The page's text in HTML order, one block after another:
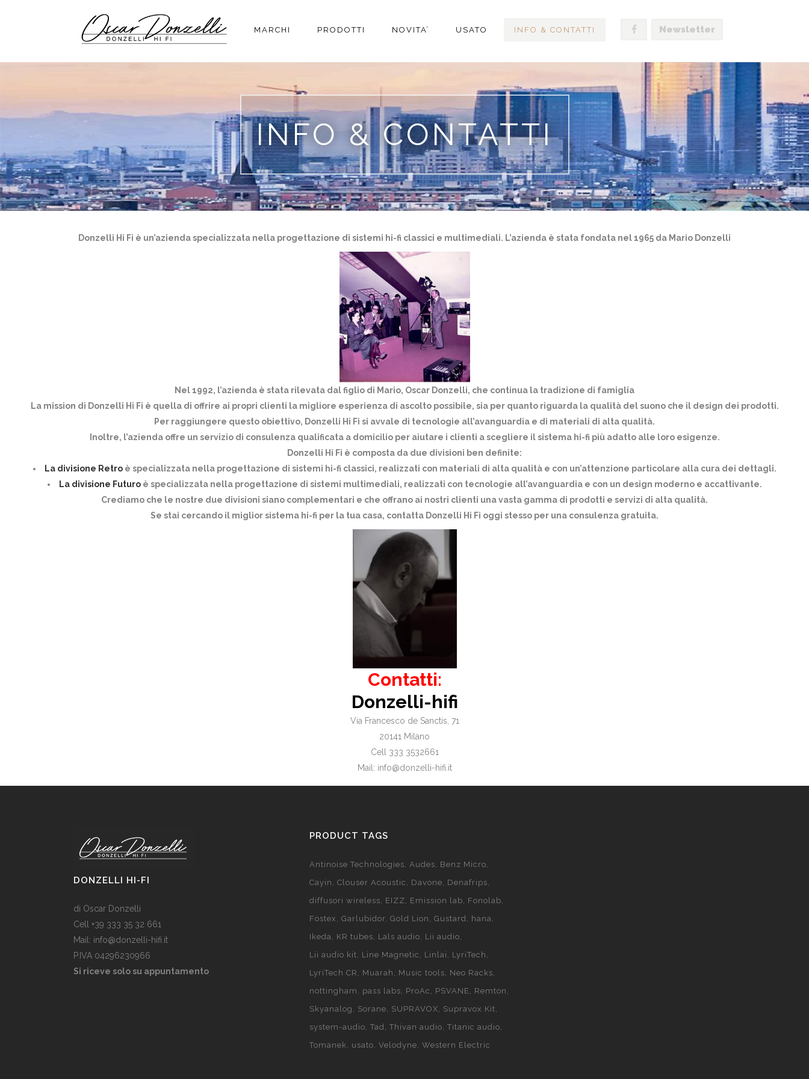
Newsletter
MARCHI PRODOTTI NOVITA’ USATO INFO & CONTATTI
INFO & CONTATTI
Donzelli Hi Fi è un’azienda specializzata nella progettazione di sistemi hi-fi classici e multimediali. L’azienda è stata fondata nel 1965 da Mario Donzelli
Nel 1992, l’azienda è stata rilevata dal figlio di Mario, Oscar Donzelli, che continua la tradizione di famiglia
La mission di Donzelli Hi Fi è quella di offrire ai propri clienti la migliore esperienza di ascolto possibile, sia per quanto riguarda la qualità del suono che il design dei prodotti.
Per raggiungere questo obiettivo, Donzelli Hi Fi si avvale di tecnologie all’avanguardia e di materiali di alta qualità.
Inoltre, l’azienda offre un servizio di consulenza qualificata a domicilio per aiutare i clienti a scegliere il sistema hi-fi più adatto alle loro esigenze.
Donzelli Hi Fi è composta da due divisioni ben definite:
La divisione Retroè specializzata nella progettazione di sistemi hi-fi classici, realizzati con materiali di alta qualità e con un’attenzione particolare alla cura dei dettagli.
La divisione Futuroè specializzata nella progettazione di sistemi multimediali, realizzati con tecnologie all’avanguardia e con un design moderno e accattivante.
Crediamo che le nostre due divisioni siano complementari e che offrano ai nostri clienti una vasta gamma di prodotti e servizi di alta qualità.
Se stai cercando il miglior sistema hi-fi per la tua casa, contatta Donzelli Hi Fi oggi stesso per una consulenza gratuita.
Contatti:
Donzelli-hifi
Via Francesco de Sanctis, 71
20141 Milano
Cell 333 3532661
Mail: info@donzelli-hifi.it
DONZELLI HI-FI
di Oscar Donzelli
Cell +39 333 35 32 661
Mail: info@donzelli-hifi.it
P.IVA 04296230966
Si riceve solo su appuntamento
PRODUCT TAGS
Antinoise Technologies Audes
Benz Micro
Cayin
Clouser Acoustic Davone
Denafrips
diffusori wireless
EIZZ Emission lab
Fonolab
Fostex
Garlubidor Gold Lion Gustard
hana
Ikeda
KR tubes Lals audio
Lii audio
Lii audio kit
Line Magnetic Linlai
LyriTech
LyriTech CR
Muarah Music tools
Neo Racks
nottingham
pass labs ProAc PSVANE
Remton
Skyanalog
Sorane SUPRAVOX
Supravox Kit
system-audio Tad Thivan audio Titanic audio
Tomanek
usato Velodyne Western Electric